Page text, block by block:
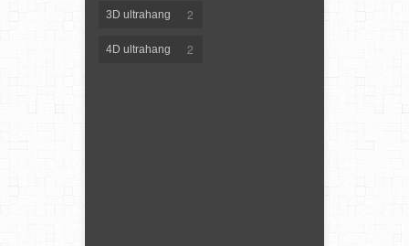
3D ultrahang 2
4D ultrahang 2